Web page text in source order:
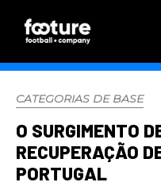
CATEGORIAS DE BASE
O SURGIMENTO
RECUPERAÇÃO
PORTUGAL